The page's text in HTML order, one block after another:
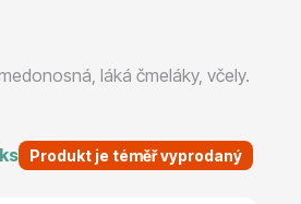
láká čmeláky, včely.
Produkt je téměř vyprodaný